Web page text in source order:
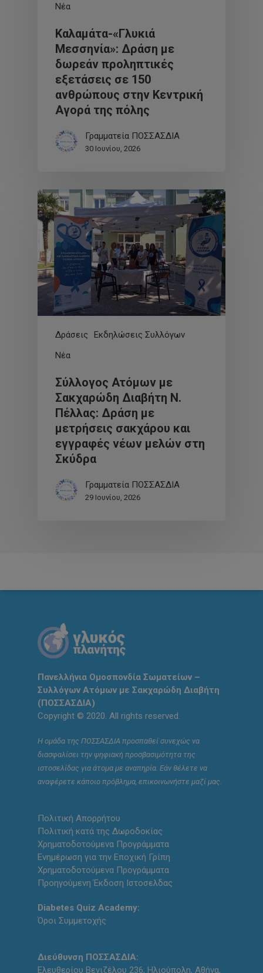
Νέα
Καλαμάτα-«Γλυκιά
Μεσσηνία»: Δράση με
δωρεάν προληπτικές
εξετάσεις σε 150
ανθρώπους στην Κεντρική
Αγορά της πόλης
Γραμματεία ΠΟΣΣΑΣΔΙΑ
30 Ιουνίου, 2026
Δράσεις
Εκδηλώσεις Συλλόγων
Νέα
Σύλλογος Ατόμων με
Σακχαρώδη Διαβήτη Ν.
Πέλλας: Δράση με
μετρήσεις σακχάρου και
εγγραφές νέων μελών στη
Σκύδρα
Γραμματεία ΠΟΣΣΑΣΔΙΑ
29 Ιουνίου, 2026
Πανελλήνια Ομοσπονδία Σωματείων –
Συλλόγων Ατόμων με Σακχαρώδη Διαβήτη
(ΠΟΣΣΑΣΔΙΑ)
Copyright © 2020. All rights reserved.
Η ομάδα της ΠΟΣΣΑΣΔΙΑ προσπαθεί συνεχώς να
διασφαλίσει την ψηφιακή προσβασιμότητα της
ιστοσελίδας για άτομα με αναπηρία. Εάν θέλετε να
αναφέρετε κάποιο πρόβλημα, επικοινωνήστε μαζί μας.
Πολιτική Απορρήτου
Πολιτική κατά της Δωροδοκίας
Χρηματοδοτούμενα Προγράμματα
Ενημέρωση για την Εποχική Γρίπη
Χρηματοδοτούμενα Προγράμματα
Προηγούμενη Έκδοση Ιστοσελδας
Diabetes Quiz Academy:
Όροι Συμμετοχής
Διεύθυνση ΠΟΣΣΑΣΔΙΑ:
Ελευθερίου Βενιζέλου 236, Ηλιούπολη, Αθήνα,